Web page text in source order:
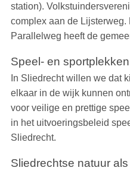
station).
complex aan de
Parallelweg heeft de
Speel- en sportplekken
In Sliedrecht willen we dat
elkaar in de wijk kunnen
voor veilige en prettige
in het uitvoeringsbeleid
Sliedrecht.
Sliedrechtse natuur